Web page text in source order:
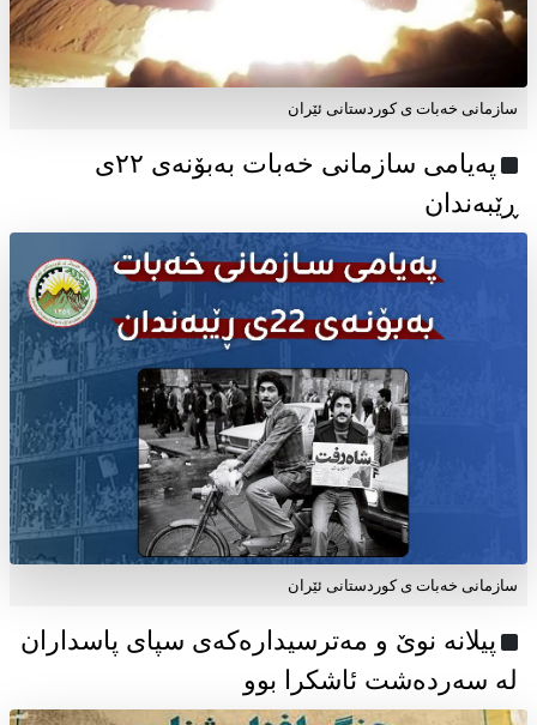
سازمانی خەبات ی کوردستانی ئێران
پەیامی سازمانی خەبات بەبۆنەی ۲۲ی
ڕێبەندان
سازمانی خەبات ی كوردستانی ئێران
پیلانە نوێ و مەترسیدارەکەی سپای پاسداران
لە سەردەشت ئاشکرا بوو